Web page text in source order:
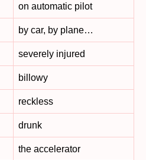
on automatic pilot
by car, by plane…
severely injured
billowy
reckless
drunk
the accelerator